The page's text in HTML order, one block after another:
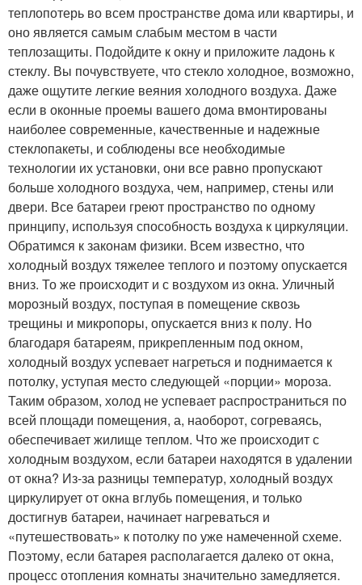
теплопотерь во всем пространстве дома или квартиры, и
оно является самым слабым местом в части
теплозащиты. Подойдите к окну и приложите ладонь к
стеклу. Вы почувствуете, что стекло холодное, возможно,
даже ощутите легкие веяния холодного воздуха. Даже
если в оконные проемы вашего дома вмонтированы
наиболее современные, качественные и надежные
стеклопакеты, и соблюдены все необходимые
технологии их установки, они все равно пропускают
больше холодного воздуха, чем, например, стены или
двери. Все батареи греют пространство по одному
принципу, используя способность воздуха к циркуляции.
Обратимся к законам физики. Всем известно, что
холодный воздух тяжелее теплого и поэтому опускается
вниз. То же происходит и с воздухом из окна. Уличный
морозный воздух, поступая в помещение сквозь
трещины и микропоры, опускается вниз к полу. Но
благодаря батареям, прикрепленным под окном,
холодный воздух успевает нагреться и поднимается к
потолку, уступая место следующей «порции» мороза.
Таким образом, холод не успевает распространиться по
всей площади помещения, а, наоборот, согреваясь,
обеспечивает жилище теплом. Что же происходит с
холодным воздухом, если батареи находятся в удалении
от окна? Из-за разницы температур, холодный воздух
циркулирует от окна вглубь помещения, и только
достигнув батареи, начинает нагреваться и
«путешествовать» к потолку по уже намеченной схеме.
Поэтому, если батарея располагается далеко от окна,
процесс отопления комнаты значительно замедляется.